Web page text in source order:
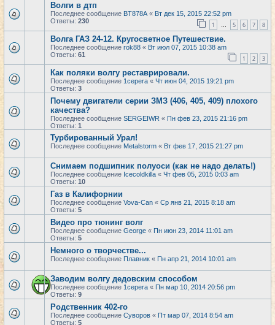
Волги в дтп
Последнее сообщение BT878A « Вт дек 15, 2015 22:52 pm
Ответы: 230 1 … 5 6 7 8
Волга ГАЗ 24-12. Кругосветное Путешествие.
Последнее сообщение rok88 « Вт июл 07, 2015 10:38 am
Ответы: 61 1 2 3
Как поляки волгу реставрировали.
Последнее сообщение 1cepera « Чт июн 04, 2015 19:21 pm
Ответы: 3
Почему двигатели серии ЗМЗ (406, 405, 409) плохого
качества?
Последнее сообщение SERGEIWR « Пн фев 23, 2015 21:16 pm
Ответы: 1
Турбированный Урал!
Последнее сообщение Metalstorm « Вт фев 17, 2015 21:27 pm
Снимаем подшипник полуоси (как не надо делать!)
Последнее сообщение Icecoldkilla « Чт фев 05, 2015 0:03 am
Ответы: 10
Газ в Калифорнии
Последнее сообщение Vova-Can « Ср янв 21, 2015 8:18 am
Ответы: 5
Видео про тюнинг волг
Последнее сообщение George « Пн июн 23, 2014 11:01 am
Ответы: 5
Немного о творчестве...
Последнее сообщение Плавник « Пн апр 21, 2014 10:01 am
Заводим волгу дедовским способом
Последнее сообщение 1cepera « Пн мар 10, 2014 20:56 pm
Ответы: 9
Родственник 402-го
Последнее сообщение Суворов « Пт мар 07, 2014 8:54 am
Ответы: 5